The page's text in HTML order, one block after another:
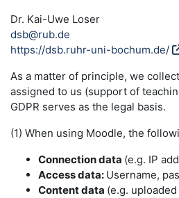
Dr. Kai-Uwe Loser
dsb@rub.de
https://dsb.ruhr-uni-bochum.de/
As a matter of principle, we
assigned to us (support of
GDPR serves as the legal basis.
(1) When using Moodle, the
Connection data (e.g. IP
Access data: Username,
Content data (e.g.